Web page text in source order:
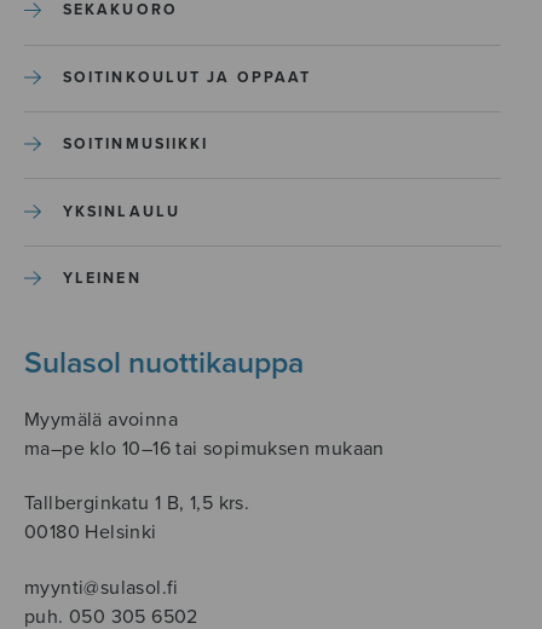
SEKAKUORO
SOITINKOULUT JA OPPAAT
SOITINMUSIIKKI
YKSINLAULU
YLEINEN
Sulasol nuottikauppa
Myymälä avoinna
ma–pe klo 10–16 tai sopimuksen mukaan
Tallberginkatu 1 B, 1,5 krs.
00180 Helsinki
myynti@sulasol.fi
puh. 050 305 6502